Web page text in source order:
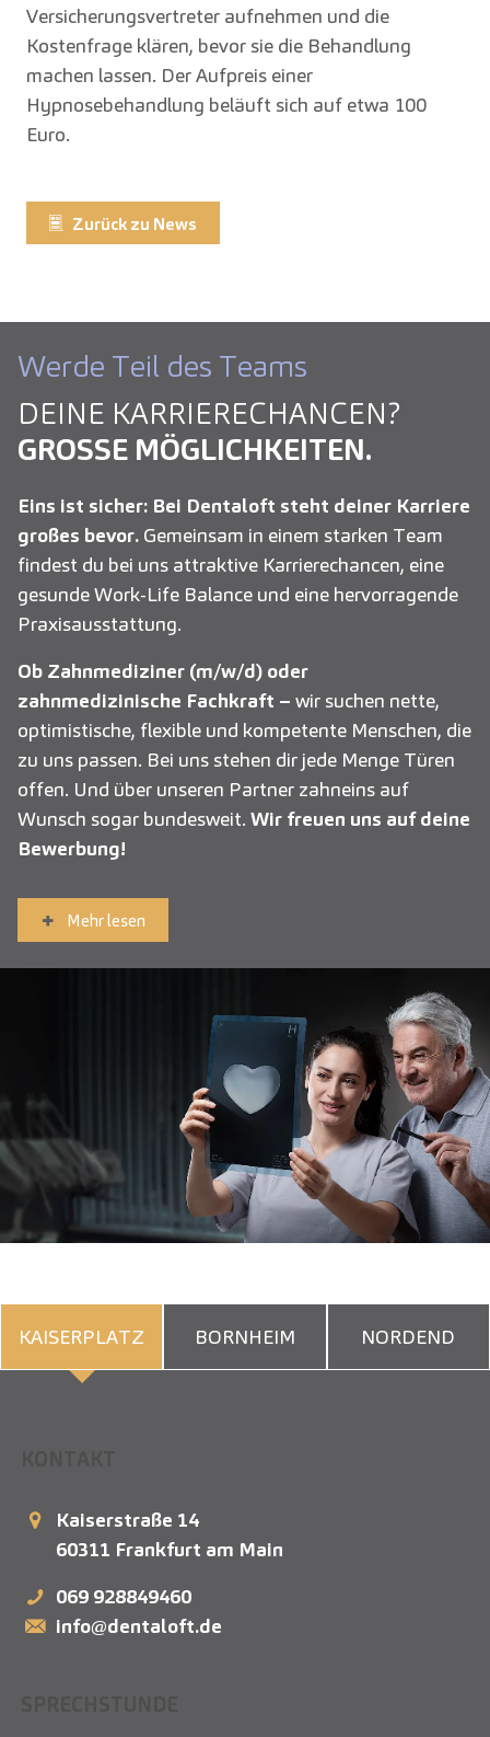
Versicherungsvertreter aufnehmen und die
Kostenfrage klären, bevor sie die Behandlung
machen lassen. Der Aufpreis einer
Hypnosebehandlung beläuft sich auf etwa 100
Euro.
Zurück zu News
Werde Teil des Teams
DEINE KARRIERE­CHANCEN?
GROSSE MÖGLICHKEITEN.
Eins ist sicher: Bei Dentaloft steht deiner Karriere
großes bevor. Gemeinsam in einem starken Team
findest du bei uns attraktive Karrierechancen, eine
gesunde Work-Life Balance und eine hervorragende
Praxisausstattung.
Ob Zahnmediziner (m/w/d) oder
zahnmedizinische Fachkraft – wir suchen nette,
optimistische, flexible und kompetente Menschen, die
zu uns passen. Bei uns stehen dir jede Menge Türen
offen. Und über unseren Partner zahneins auf
Wunsch sogar bundesweit. Wir freuen uns auf deine
Bewerbung!
Mehr lesen
KAISERPLATZ BORNHEIM NORDEND
Kaiserstraße 14
60311 Frankfurt am Main
069 928849460
info@dentaloft.de